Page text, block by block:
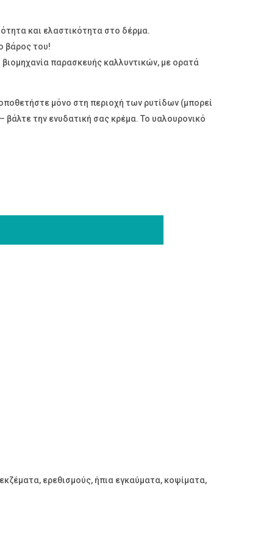
και ελαστικότητα στο δέρμα.
βάρος του!
παρασκευής καλλυντικών, με ορατά
μόνο στη περιοχή των ρυτίδων (μπορεί
την ενυδατική σας κρέμα. Το υαλουρονικό
ερεθισμούς, ήπια εγκαύματα, κοψίματα,